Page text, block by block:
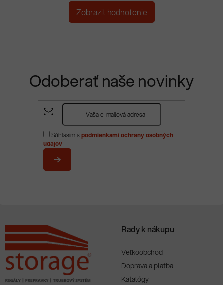
Zobrazit hodnotenie
Odoberať naše novinky
Súhlasím spodmienkami ochrany osobných
údajov
PRIHLÁSIŤ
Rady k nákupu
Veľkoobchod
Doprava a platba
Katalógy